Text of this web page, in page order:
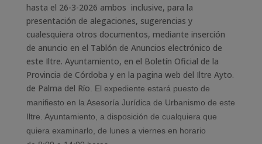
hasta el 26-3-2026 ambos inclusive, para la
presentación de alegaciones, sugerencias y
cualesquiera otros documentos, mediante inserción
de anuncio en el Tablón de Anuncios electrónico de
este Iltre. Ayuntamiento, en el Boletín Oficial de la
Provincia de Córdoba y en la pagina web del Iltre Ayto.
de Palma del Río
El expediente estará puesto de
manifiesto en la Asesoría Jurídica de Urbanismo de este
Iltre. Ayuntamiento, a disposición de cualquiera que
quiera examinarlo, de lunes a viernes en horario